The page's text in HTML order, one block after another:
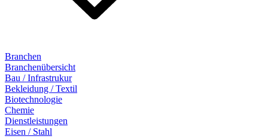
Branchen
Branchenübersicht
Bau / Infrastrukur
Bekleidung / Textil
Biotechnologie
Chemie
Dienstleistungen
Eisen / Stahl